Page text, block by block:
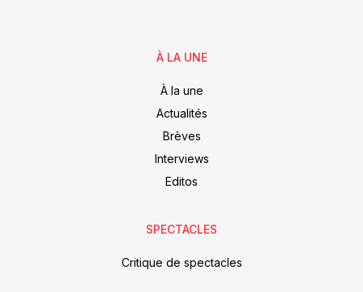
À LA UNE
À la une
Actualités
Brèves
Interviews
Editos
SPECTACLES
Critique de spectacles